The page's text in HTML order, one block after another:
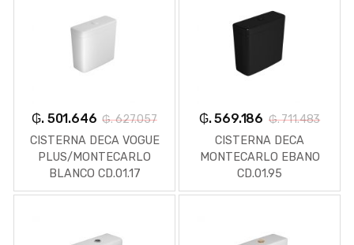
₲. 501.646 ₲. 627.057
CISTERNA DECA VOGUE
PLUS/MONTECARLO
BLANCO CD.01.17
₲. 569.186 ₲. 711.483
CISTERNA DECA
MONTECARLO EBANO
CD.01.95